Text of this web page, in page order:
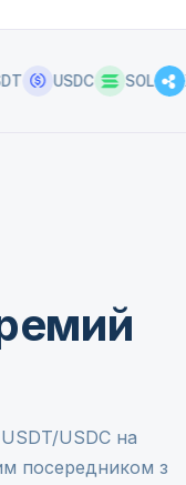
USDC SOL XRP
USDC на
посередником з